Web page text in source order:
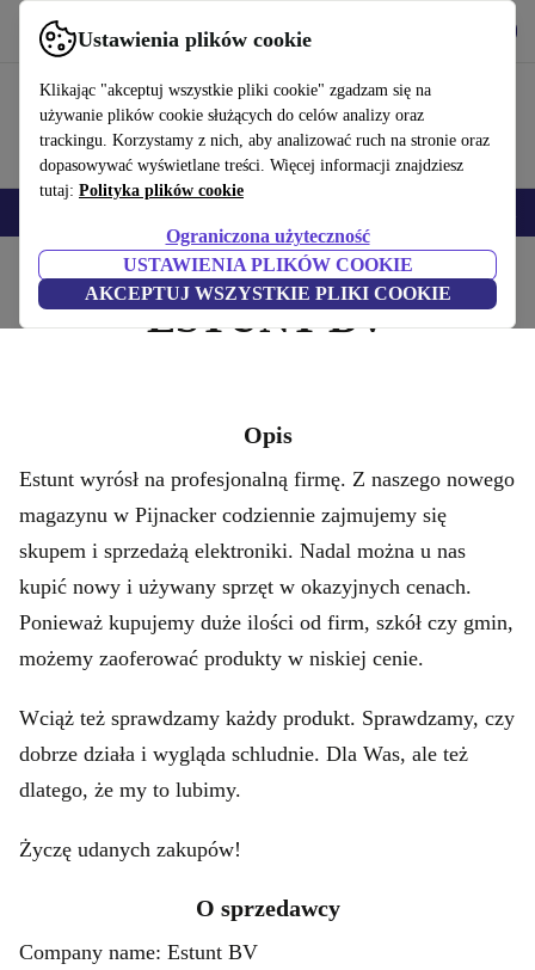
Ustawienia plików cookie
Klikając "akceptuj wszystkie pliki cookie" zgadzam się na
używanie plików cookie służących do celów analizy oraz
trackingu. Korzystamy z nich, aby analizować ruch na stronie oraz
dopasowywać wyświetlane treści. Więcej informacji znajdziesz
tutaj: Polityka plików cookie
Ograniczona użyteczność
USTAWIENIA PLIKÓW COOKIE
AKCEPTUJ WSZYSTKIE PLIKI COOKIE
Korzystaj z refurbed szybko i łatwo
ESTUNT BV
Opis
Estunt wyrósł na profesjonalną firmę. Z naszego nowego
magazynu w Pijnacker codziennie zajmujemy się
skupem i sprzedażą elektroniki. Nadal można u nas
kupić nowy i używany sprzęt w okazyjnych cenach.
Ponieważ kupujemy duże ilości od firm, szkół czy gmin,
możemy zaoferować produkty w niskiej cenie.
Wciąż też sprawdzamy każdy produkt. Sprawdzamy, czy
dobrze działa i wygląda schludnie. Dla Was, ale też
dlatego, że my to lubimy.
Życzę udanych zakupów!
O sprzedawcy
Company name: Estunt BV